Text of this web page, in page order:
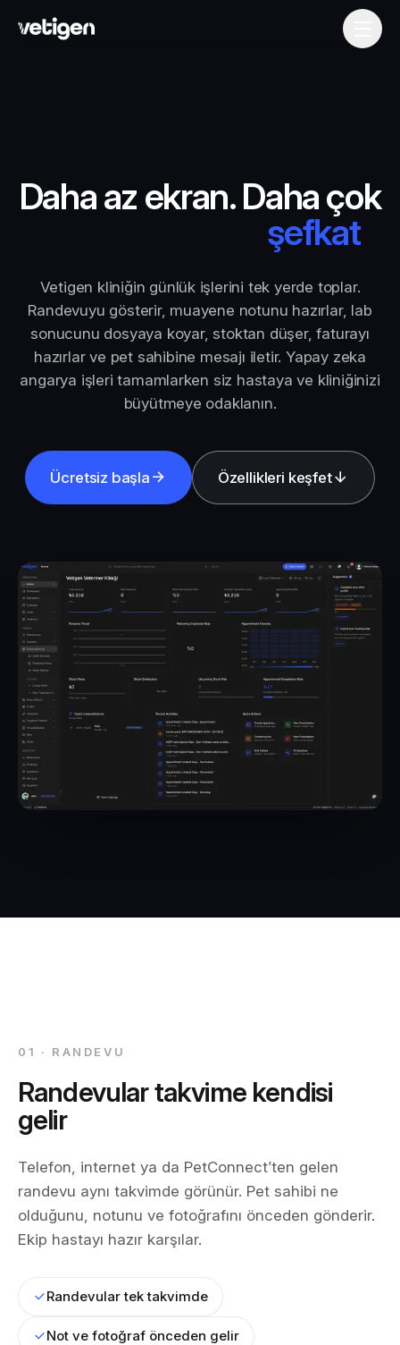
Daha az ekran. Daha çok
şefkat
Vetigen kliniğin günlük işlerini tek yerde toplar.
Randevuyu gösterir, muayene notunu hazırlar, lab
sonucunu dosyaya koyar, stoktan düşer, faturayı
hazırlar ve pet sahibine mesajı iletir. Yapay zeka
angarya işleri tamamlarken siz hastaya ve kliniğinizi
büyütmeye odaklanın.
Ücretsiz başla Özellikleri keşfet
01 · RANDEVU
Randevular takvime kendisi
gelir
Telefon, internet ya da PetConnect’ten gelen
randevu aynı takvimde görünür. Pet sahibi ne
olduğunu, notunu ve fotoğrafını önceden gönderir.
Ekip hastayı hazır karşılar.
Randevular tek takvimde
Not ve fotoğraf önceden gelir